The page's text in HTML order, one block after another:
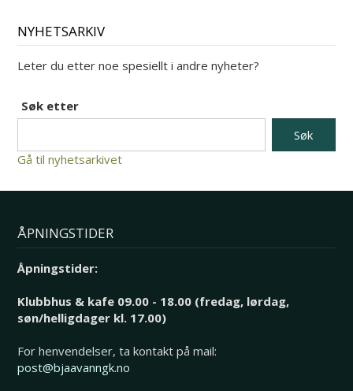
NYHETSARKIV
Leter du etter noe spesiellt i andre nyheter?
Søk etter
Gå til nyhetsarkivet
ÅPNINGSTIDER
Åpningstider:
Klubbhus & kafe 09.00 - 18.00 (fredag, lørdag,
søn/helligdager kl. 17.00)
For henvendelser, ta kontakt på mail:
post@bjaavanngk.no